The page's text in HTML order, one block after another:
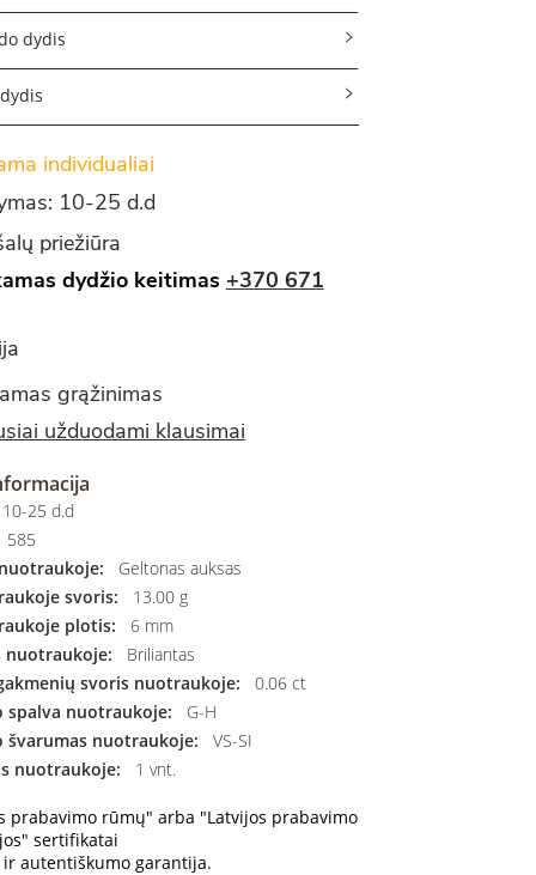
dydis
individualiai
10-25 d.d
priežiūra
dydžio keitimas +370 671
grąžinimas
užduodami klausimai
25 d.d
585
Geltonas auksas
svoris:
13.00 g
plotis:
6 mm
nuotraukoje:
Briliantas
svoris nuotraukoje:
0.06 ct
spalva nuotraukoje:
G-H
švarumas nuotraukoje:
VS-SI
nuotraukoje:
1 vnt.
prabavimo rūmų" arba "Latvijos prabavimo
sertifikatai
ir autentiškumo garantija.